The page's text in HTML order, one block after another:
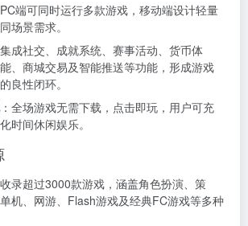
PC端可同时运行多款游戏，移动端设计轻量
场景需求。
集成社交、成就系统、赛事活动、货币体
、商城交易及智能推送等功能，形成游戏
良性闭环。
：全场游戏无需下载，点击即玩，用户可充
时间休闲娱乐。
收录超过3000款游戏，涵盖角色扮演、策
机、网游、Flash游戏及经典FC游戏等多种